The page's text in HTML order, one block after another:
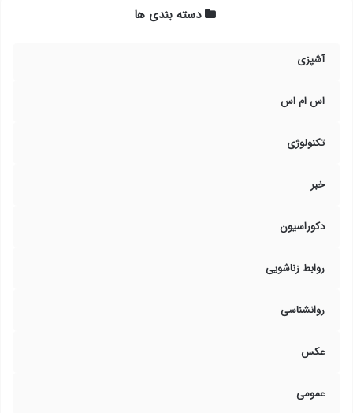
دسته بندی ها
آشپزی
اس ام اس
تکنولوژی
خبر
دکوراسیون
روابط زناشویی
روانشناسی
عکس
عمومی